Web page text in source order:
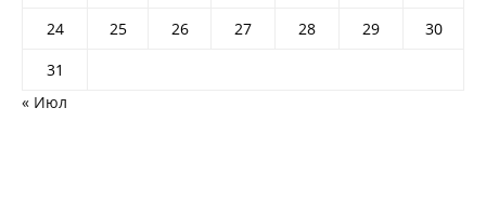
24
25 26 27 28 29
30
31
« Июл